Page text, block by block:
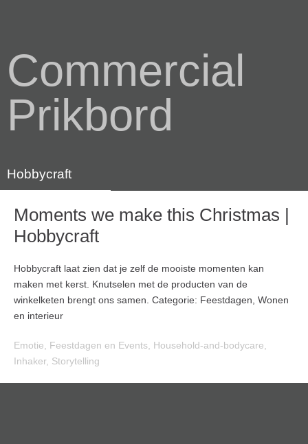
Commercial
Prikbord
Hobbycraft
Moments we make this Christmas |
Hobbycraft
Hobbycraft laat zien dat je zelf de mooiste momenten kan
maken met kerst. Knutselen met de producten van de
winkelketen brengt ons samen. Categorie: Feestdagen, Wonen
en interieur
Emotie Feestdagen en Events Household-and-bodycare
Inhaker, Storytelling